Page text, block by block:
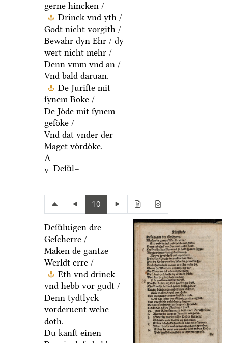
gerne hincken /
Drinck vnd yth /
Godt nicht vorgith /
Bewahr dyn Ehr / dy
wert nicht mehr /
Denn vmm vnd an /
Vnd bald daruan.
De Juriſte mit
ſynem Boke /
De Joͤde mit ſynem
geſoͤke /
Vnd dat vnder der
Maget voͤrdoͤke.
A
v Deſuͤl=
10
Deſuͤluigen dre
Geſcherre /
Maken de gantze
Werldt erre /
Eth vnd drinck
vnd hebb vor gudt /
Denn tydtlyck
vorderuent wehe
doth.
Du kanſt einen